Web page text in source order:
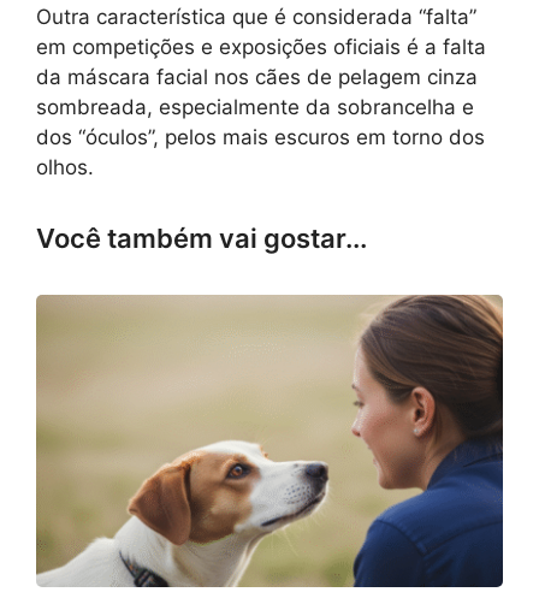
Outra característica que é considerada “falta”
em competições e exposições oficiais é a falta
da máscara facial nos cães de pelagem cinza
sombreada, especialmente da sobrancelha e
dos “óculos”, pelos mais escuros em torno dos
olhos.
Você também vai gostar...